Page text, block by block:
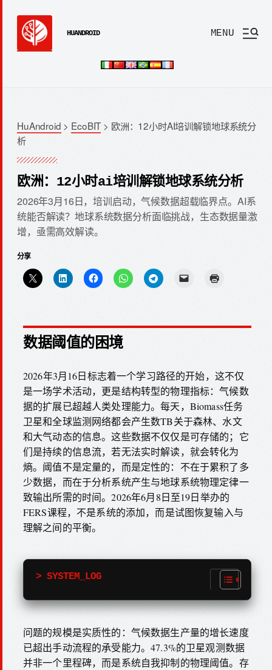
HUANDROID MENU
HuAndroid > EcoBIT > 欧洲：12小时AI培训解锁地球系统分
析
欧洲：12小时ai培训解锁地球系统分析
2026年3月16日，培训启动，气候数据超载临界点。AI系
统能否解读？地球系统数据分析面临挑战，生态数据量激
增，亟需高效解读。
分享
数据阈值的困境
2026年3月16日标志着一个学习路径的开始，这不仅
是一场学术活动，更是结构转型的物理指标：气候数
据的扩展已超越人类处理能力。每天，Biomass任务
卫星和全球监测网络都会产生数TB关于森林、水文
和大气动态的信息。这些数据不仅仅是可存储的；它
们是持续的信息流，若无法实时解读，就会转化为
熵。阈值不是定量的，而是定性的：不在于累积了多
少数据，而在于分析系统产生与地球系统物理定律一
致输出所需的时间。2026年6月8日至19日举办的
FERS课程，不是系统的添加，而是试图恢复输入与
理解之间的平衡。
> SYSTEM_LOG
问题的规模是实质性的：气候数据生产量的增长速度
已超出手动流程的承受能力。47.3%的卫星观测数据
并非一个里程碑，而是系统自我抑制的物理阈值。存